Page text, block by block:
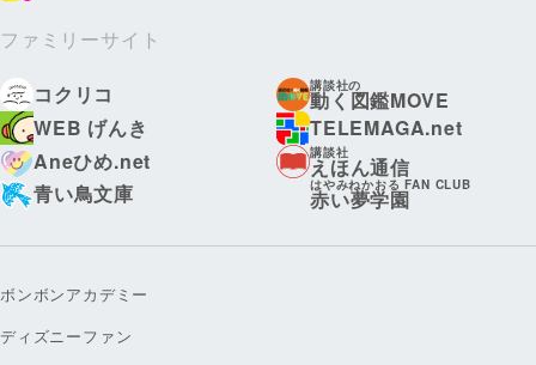
ファミリーサイト
コクリコ
講談社の
動く図鑑MOVE
WEB げんき
TELEMAGA.net
Aneひめ.net
講談社
えほん通信
青い鳥文庫
はやみねかおる FAN CLUB
赤い夢学園
ボンボンアカデミー
ディズニーファン